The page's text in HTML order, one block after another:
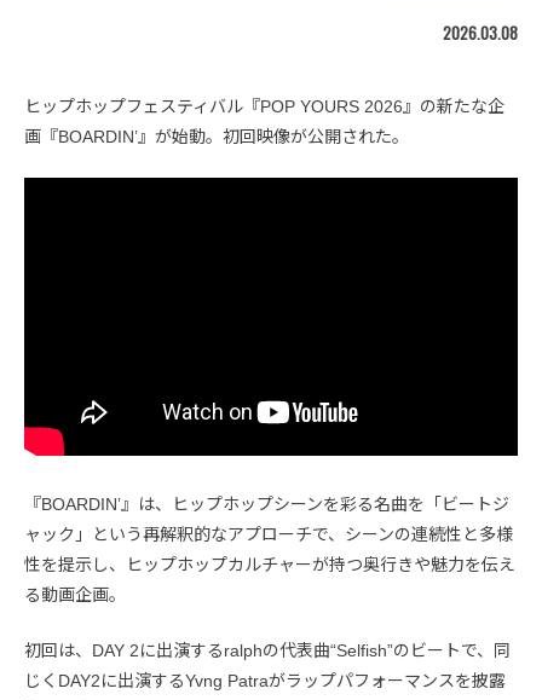
2026.03.08
ヒップホップフェスティバル『POP YOURS 2026』の新たな企
画『BOARDIN’』が始動。初回映像が公開された。
『BOARDIN’』は、ヒップホップシーンを彩る名曲を「ビートジ
ャック」という再解釈的なアプローチで、シーンの連続性と多様
性を提示し、ヒップホップカルチャーが持つ奥行きや魅力を伝え
る動画企画。
初回は、DAY 2に出演するralphの代表曲“Selfish”のビートで、同
じくDAY2に出演するYvng Patraがラップパフォーマンスを披露